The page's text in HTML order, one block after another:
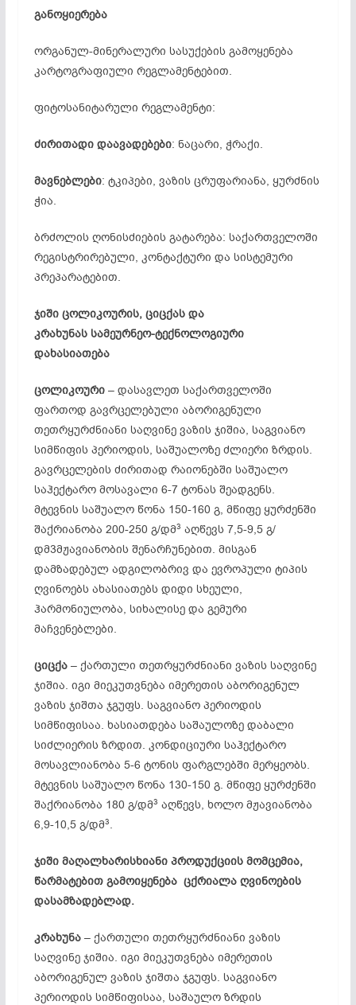
განოყიერება
ორგანულ-მინერალური სასუქების გამოყენება
კარტოგრაფიული რეგ­ლა­მენ­ტე­ბით.
ფიტოსანიტარული რეგლამენტი:
ძირითადი დაავადებები: ნაცარი, ჭრაქი.
მავნებლები: ტკიპები, ვაზის ცრუფარიანა, ყურძნის
ჭია.
ბრძოლის ღონისძიების გატარება: საქართველოში
რეგისტრირებული, კონტაქტური და სისტემური
პრეპარატებით.
ჯიში ცოლიკოურის, ციცქას და
კრახუნას სამეურნეო-ტექნოლოგიური
დახასიათება
ცოლიკოური– დასავლეთ საქართველოში
ფართოდ გავრცელებული აბორიგენული
თეთრყურძნიანი საღვინე ვაზის ჯიშია, საგვიანო
სიმწიფის პერიოდის, საშუალოზე ძლიერი ზრდის.
გავრცელების ძირითად რაიონებში საშუალო
საჰექტარო მოსავალი 6-7 ტონას შეადგენს.
მტევნის საშუალო წონა 150-160 გ, მწიფე ყურძენში
შაქრიანობა 200-250 გ/დმ3 აღწევს 7,5-9,5 გ/
დმ3მჟავიანობის შენარჩუნებით. მისგან
დამზადებულ ადგილობრივ და ევროპული ტიპის
ღვინოებს ახასიათებს დიდი სხეული,
ჰარმონიულობა, სიხალისე და გემური
მაჩვენებლები.
ციცქა– ქართული თეთრყურძნიანი ვაზის საღვინე
ჯიშია. იგი მიეკუთვნება იმერეთის აბორიგენულ
ვაზის ჯიშთა ჯგუფს. საგვიანო პერიოდის
სიმწიფისაა. ხასიათდება საშაულოზე დაბალი
სიძლიერის ზრდით. კონდიციური საჰექტარო
მოსავლიანობა 5-6 ტონის ფარგლებში მერყეობს.
მტევნის საშუალო წონა 130-150 გ. მწიფე ყურძენში
შაქრიანობა 180 გ/დმ3 აღწევს, ხოლო მჟავიანობა
6,9-10,5 გ/დმ3.
ჯიში მაღალხარისხიანი პროდუქციის მომცემია,
წარმატებით გამოიყენება ცქრიალა ღვინოების
დასამზადებლად.
კრახუნა– ქართული თეთრყურძნიანი ვაზის
საღვინე ჯიშია. იგი მიეკუთვნება იმერეთის
აბორიგენულ ვაზის ჯიშთა ჯგუფს. საგვიანო
პერიოდის სიმწიფისაა, საშაულო ზრდის